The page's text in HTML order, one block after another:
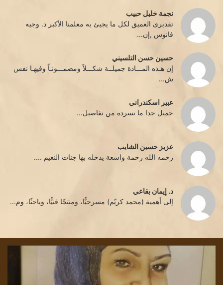
نجمة خليل حبيب
تقدبرى العميق لكل ما يجيئ به معلمنا الأكبر د. وجيه
فانوس ,إن...
حسين حسن التلسيني
إن هـذه المـــادة جميلــة شكـــلاً ومضمـــونـاً وفيهـا نفس
ش...
عبير اسكندراني
جميل جدا ما تسرده من تفاصيل...
عزيز حسين الشايب
رحمه الله رحمة واسعة يدخله بها جنات النعيم ....
د. إيمان بقاعي
إلى أهمية (محمد كريّم) مسرحيًّا، ومنتجًا فنيًّا، وباحثًا، وم...
الترميز